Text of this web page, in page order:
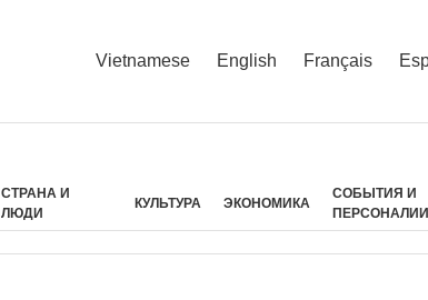
Vietnamese English Français
СТРАНА И
ЛЮДИ
КУЛЬТУРА ЭКОНОМИКА
СОБЫТИЯ И